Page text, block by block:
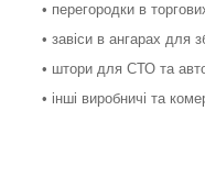
• перегородки в
• завіси в ангарах для
• штори для СТО та
• інші виробничі та